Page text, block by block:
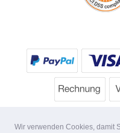
Wir verwenden Cookies, damit